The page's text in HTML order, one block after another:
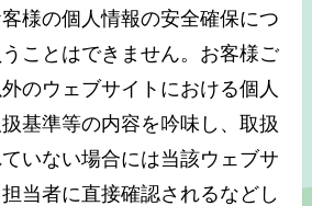
様の個人情報の安全確保につ
ことはできません。お客様ご
のウェブサイトにおける個人
基準等の内容を吟味し、取扱
いない場合には当該ウェブサ
当者に直接確認されるなどし